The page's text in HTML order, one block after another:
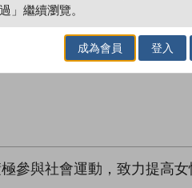
借閱實體書
參與社會運動，致力提高女
過」繼續瀏覽。
成為會員 登入